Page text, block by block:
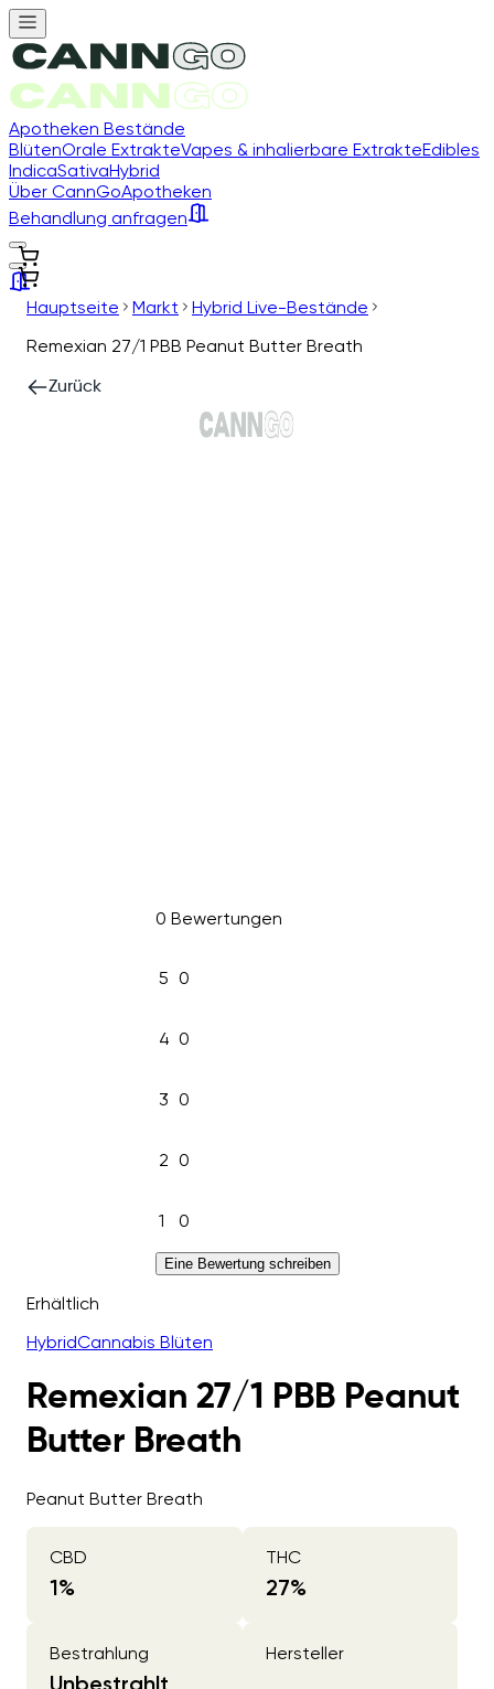
Apotheken Bestände
BlütenOrale ExtrakteVapes & inhalierbare ExtrakteEdibles
IndicaSativaHybrid
Über CannGoApotheken
Behandlung anfragen
Hauptseite Markt
Hybrid Live-Bestände
Remexian 27/1 PBB Peanut Butter Breath
Zurück
0 Bewertungen
5 0
4 0
3 0
2 0
1 0
Eine Bewertung schreiben
Erhältlich
HybridCannabis Blüten
Remexian 27/1 PBB Peanut
Butter Breath
Peanut Butter Breath
CBD
1%
THC
27%
Bestrahlung
Unbestrahlt
Hersteller